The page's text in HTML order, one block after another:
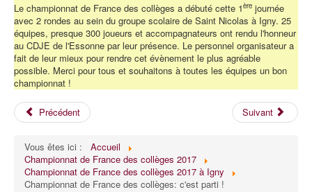
Le championnat de France des collèges a débuté cette 1ère journée
avec 2 rondes au sein du groupe scolaire de Saint Nicolas à Igny. 25
équipes, presque 300 joueurs et accompagnateurs ont rendu l'honneur
au CDJE de l'Essonne par leur présence. Le personnel organisateur a
fait de leur mieux pour rendre cet évènement le plus agréable
possible. Merci pour tous et souhaitons à toutes les équipes un bon
championnat !
Précédent Suivant
Vous êtes ici :
Accueil
Championnat de France des collèges 2017
Championnat de France des collèges 2017 à Igny
Championnat de France des collèges: c'est parti !